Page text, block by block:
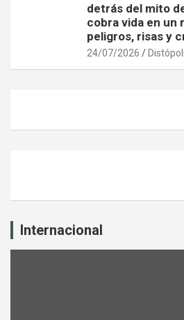
detrás del mito
cobra vida en un
peligros, risas y
24/07/2026
Internacional